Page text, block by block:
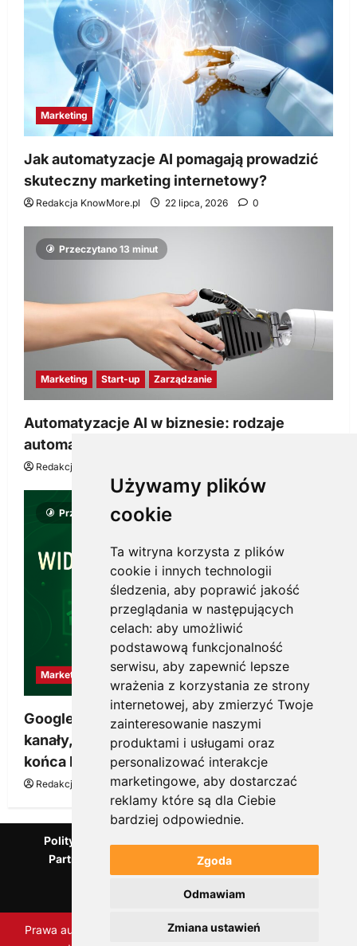
Używamy plików
cookie
Ta witryna korzysta z plików
cookie i innych technologii
śledzenia, aby poprawić jakość
przeglądania w następujących
celach: aby umożliwić
podstawową funkcjonalność
serwisu, aby zapewnić lepsze
wrażenia z korzystania ze strony
internetowej, aby zmierzyć Twoje
zainteresowanie naszymi
produktami i usługami oraz
personalizować interakcje
marketingowe, aby dostarczać
reklamy które są dla Ciebie
bardziej odpowiednie.
Zgoda
Odmawiam
Zmiana ustawień
Marketing
Jak automatyzacje AI pomagają prowadzić
skuteczny marketing internetowy?
Redakcja KnowMore.pl 22 lipca, 2026 0
Przeczytano 13 minut
Marketing Start-up Zarządzanie
Automatyzacje AI w biznesie: rodzaje
automatyzacji i korzyści dla Twojej firmy
Redakcja KnowMore.pl
Przeczytano 8 minut
Marketing
Google Ads, SEO i analityka – jak połączyć
kanały, żeby reklama pracowała dłużej niż do
końca budżetu
Redakcja KnowMore.pl 20 marca, 2026 0
Polityka Prywatności
Partnerzy Mentora.pl
Słownik marketingowy
Blog o przedsiębiorczości
Agencja marketingowa Scorise
Prawa autorskie Scorise Agency Sp. z o.o. Wszelkie prawa